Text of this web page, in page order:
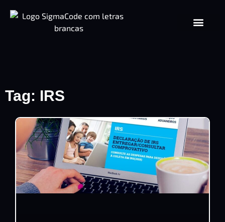
Tag: IRS